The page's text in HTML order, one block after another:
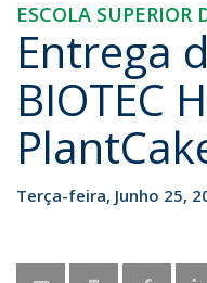
ESCOLA
Entrega
BIOTEC
Terça-feira, Junho 25,